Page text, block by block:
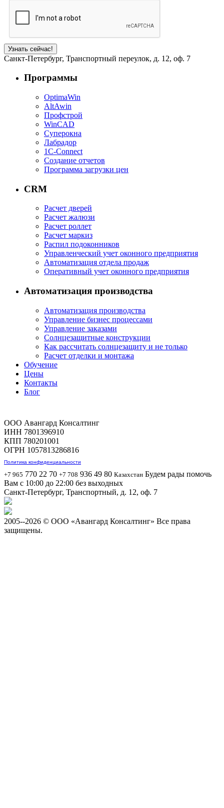
Санкт-Петербург, Транспортный переулок, д. 12, оф. 7
Программы
OptimaWin
AltAwin
Профстрой
WinCAD
Суперокна
Лабрадор
1С-Connect
Создание отчетов
Программа загрузки цен
CRM
Расчет дверей
Расчет жалюзи
Расчет роллет
Расчет маркиз
Распил подоконников
Управленческий учет оконного предприятия
Автоматизация отдела продаж
Оперативный учет оконного предприятия
Автоматизация производства
Автоматизация производства
Управление бизнес процессами
Управление заказами
Солнцезащитные конструкции
Как рассчитать солнцезащиту и не только
Расчет отделки и монтажа
Обучение
Цены
Контакты
Блог
ООО Авангард Консалтинг
ИНН 7801396910
КПП 780201001
ОГРН 1057813286816
Политика конфиденциальности
+7 965 770 22 70 +7 708 936 49 80 Казахстан Будем рады помочь
Вам с 10:00 до 22:00 без выходных
Санкт-Петербург, Транспортный, д. 12, оф. 7
2005--2026 © ООО «Авангард Консалтинг» Все права
защищены.